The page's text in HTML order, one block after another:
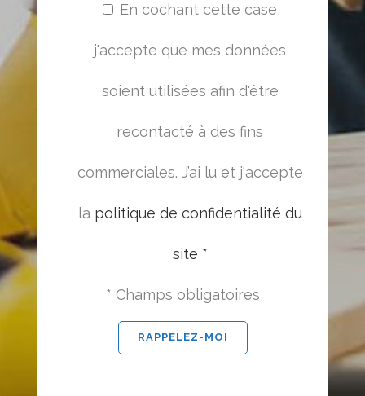
En cochant cette case,
j'accepte que mes données
soient utilisées afin d'être
recontacté à des fins
commerciales. J’ai lu et j'accepte
la politique de confidentialité du
site *
* Champs obligatoires